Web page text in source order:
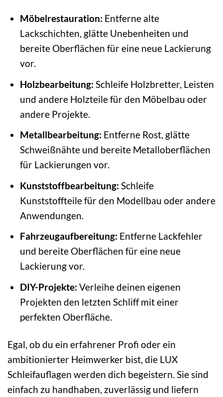
Möbelrestauration: Entferne alte
Lackschichten, glätte Unebenheiten und
bereite Oberflächen für eine neue Lackierung
vor.
Holzbearbeitung: Schleife Holzbretter, Leisten
und andere Holzteile für den Möbelbau oder
andere Projekte.
Metallbearbeitung: Entferne Rost, glätte
Schweißnähte und bereite Metalloberflächen
für Lackierungen vor.
Kunststoffbearbeitung: Schleife
Kunststoffteile für den Modellbau oder andere
Anwendungen.
Fahrzeugaufbereitung: Entferne Lackfehler
und bereite Oberflächen für eine neue
Lackierung vor.
DIY-Projekte: Verleihe deinen eigenen
Projekten den letzten Schliff mit einer
perfekten Oberfläche.
Egal, ob du ein erfahrener Profi oder ein
ambitionierter Heimwerker bist, die LUX
Schleifauflagen werden dich begeistern. Sie sind
einfach zu handhaben, zuverlässig und liefern